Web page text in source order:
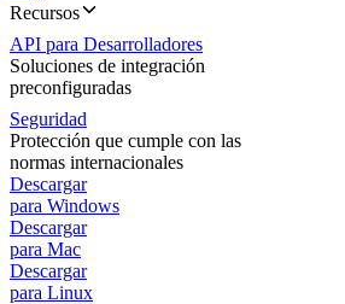
Recursos
API para Desarrolladores
Soluciones de integración
preconfiguradas
Seguridad
Protección que cumple con las
normas internacionales
Descargar
para Windows
Descargar
para Mac
Descargar
para Linux